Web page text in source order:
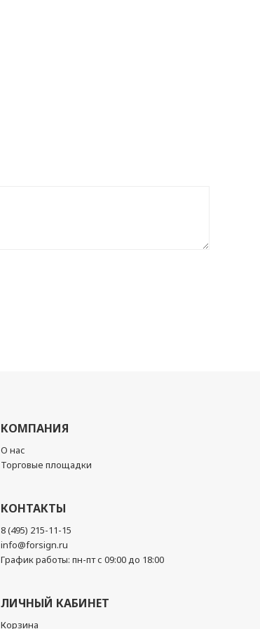
КОМПАНИЯ
О нас
Торговые площадки
КОНТАКТЫ
8 (495) 215-11-15
info@forsign.ru
График работы: пн-пт с 09:00 до 18:00
ЛИЧНЫЙ КАБИНЕТ
Корзина